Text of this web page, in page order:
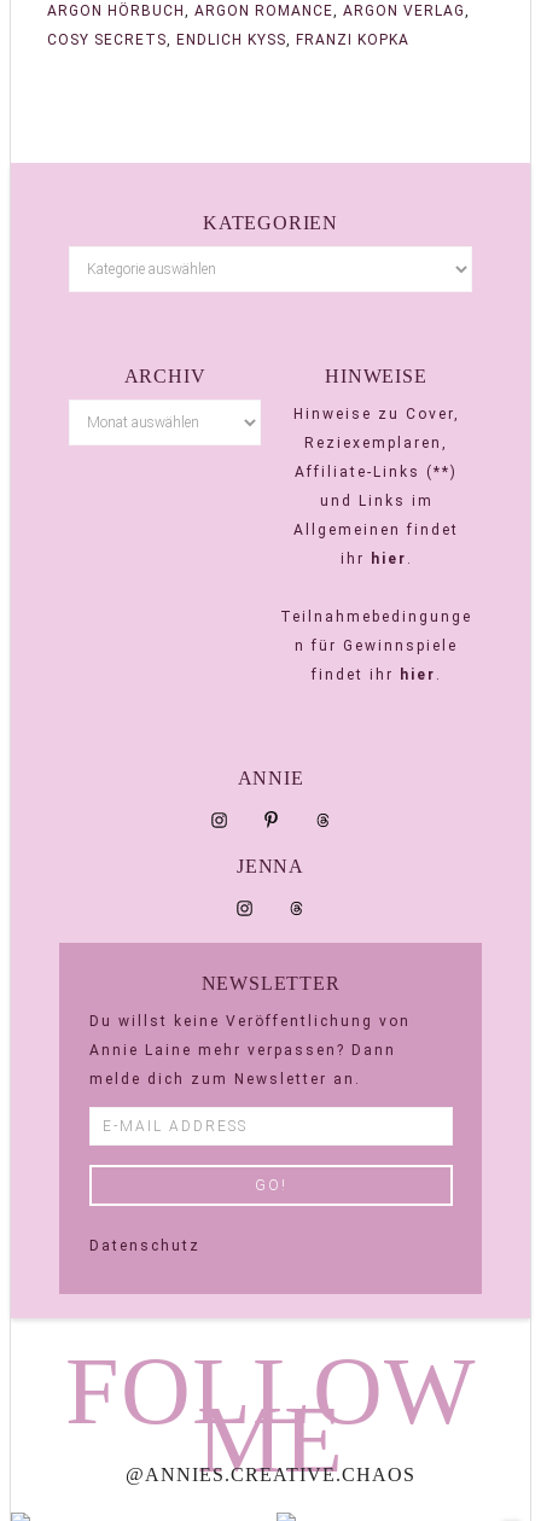
ARGON HÖRBUCH , ARGON ROMANCE, ARGON VERLAG,
COSY SECRETS, ENDLICH KYSS, FRANZI KOPKA
KATEGORIEN
ARCHIV HINWEISE
Hinweise zu Cover,
Reziexemplaren,
Affiliate-Links (**)
und Links im
Allgemeinen findet
ihr
hier .
Teilnahmebedingunge
n für Gewinnspiele
findet ihr
hier .
ANNIE
JENNA
NEWSLETTER
Du willst keine Veröffentlichung von
Annie Laine mehr verpassen? Dann
melde dich zum Newsletter an.
Datenschutz
FOLLOW
ME
@ANNIES.CREATIVE.CHAOS